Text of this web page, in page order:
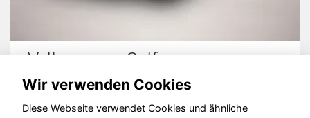
Volkswagen Golf
Wir verwenden Cookies
Diese Webseite verwendet Cookies und ähnliche